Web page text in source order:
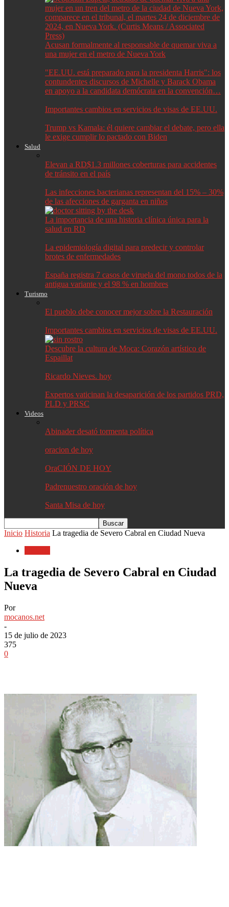
Acusan formalmente al responsable de quemar viva a
una mujer en el metro de Nueva York
"EE.UU. está preparado para la presidenta Harris": los
contundentes discursos de Michelle y Barack Obama
en apoyo a la candidata demócrata en la convención…
Importantes cambios en servicios de visas de EE.UU.
Trump vs Kamala: él quiere cambiar el debate, pero ella
le exige cumplir lo pactado con Biden
Salud
Elevan a RD$1.3 millones coberturas para accidentes
de tránsito en el país
Las infecciones bacterianas representan del 15% – 30%
de las afecciones de garganta en niños
La importancia de una historia clínica única para la
salud en RD
La epidemiología digital para predecir y controlar
brotes de enfermedades
España registra 7 casos de viruela del mono todos de la
antigua variante y el 98 % en hombres
Turismo
El pueblo debe conocer mejor sobre la Restauración
Importantes cambios en servicios de visas de EE.UU.
Descubre la cultura de Moca: Corazón artístico de
Espaillat
Ricardo Nieves. hoy
Expertos vaticinan la desaparición de los partidos PRD,
PLD y PRSC
Videos
Abinader desató tormenta política
oracion de hoy
OraCIÓN DE HOY
Padrenuestro oración de hoy
Santa Misa de hoy
Inicio Historia La tragedia de Severo Cabral en Ciudad Nueva
La tragedia de Severo Cabral en Ciudad
Nueva
Por
mocanos.net
-
15 de julio de 2023
375
0